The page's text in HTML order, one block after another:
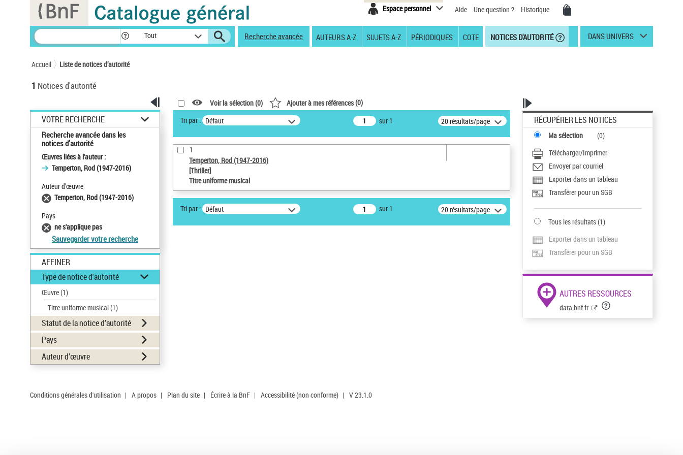
Espace personnel Aide Une question ? Historique
Tout Recherche avancée AUTEURS A-Z SUJETS A-Z PÉRIODIQUES COTE NOTICES D'AUTORITÉ DANS UNIVERS
Accueil Liste de notices d’autorité
1 Notices d'autorité
VOTRE RECHERCHE
Recherche avancée dans les
notices d’autorité
Œuvres liées à l'auteur :
Temperton, Rod (1947-2016)
Auteur d’œuvre
Temperton, Rod (1947-2016)
Pays
ne s'applique pas
Sauvegarder votre recherche
AFFINER
Type de notice d'autorité
Œuvre(1)
Titre uniforme musical(1)
Statut de la notice d’autorité
Pays
Auteur d’œuvre
Voir la sélection (0) Ajouter à mes références(0)
Tri par : Défaut sur 1 20 résultats/page
1
Temperton, Rod (1947-2016)
[Thriller]
Titre uniforme musical
Tri par : Défaut sur 1 20 résultats/page
RÉCUPÉRER LES NOTICES
Ma sélection (0)
Télécharger/Imprimer
Envoyer par courriel
Exporter dans un tableau
Transférer pour un SGB
Tous les résultats(1)
Exporter dans un tableau
Transférer pour un SGB
AUTRES RESSOURCES
data.bnf.fr
Conditions générales d'utilisation | A propos | Plan du site | Écrire à la BnF | Accessibilité (non conforme) | V 23.1.0
Panneau de gestion des cookies